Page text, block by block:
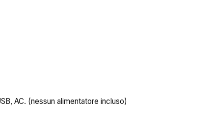
AC. (nessun alimentatore incluso)